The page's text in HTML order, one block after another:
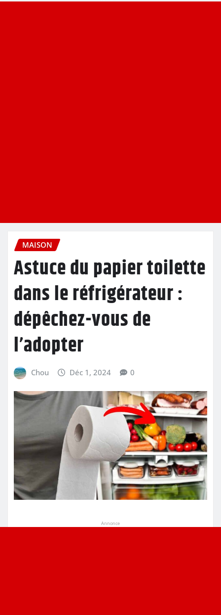
MAISON
Astuce du papier toilette
dans le réfrigérateur :
dépêchez-vous de
l’adopter
Chou Déc 1, 2024 0
Annonce